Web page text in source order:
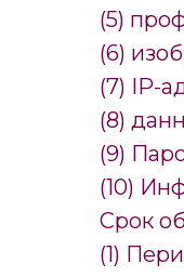
(5)
(6)
(7) IP-
(8)
(9)
(10)
Срок
(1)